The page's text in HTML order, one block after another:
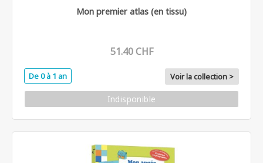
Mon premier atlas (en tissu)
51.40 CHF
De 0 à 1 an Voir la collection >
Indisponible